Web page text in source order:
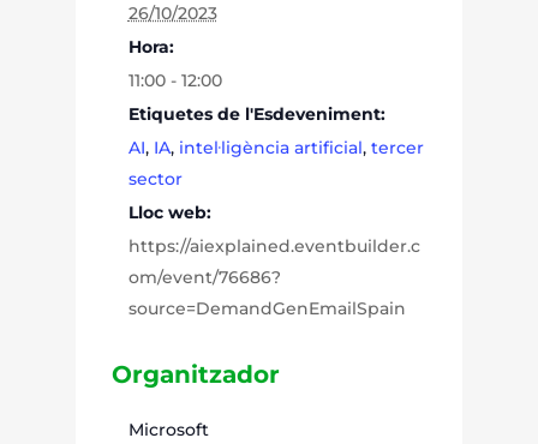
26/10/2023
Hora:
11:00 - 12:00
Etiquetes de l'Esdeveniment:
AI, IA, intel·ligència artificial, tercer
sector
Lloc web:
https://aiexplained.eventbuilder.c
om/event/76686?
source=DemandGenEmailSpain
Organitzador
Microsoft